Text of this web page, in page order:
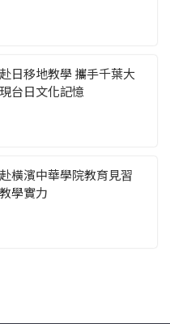
日移地教學 攜手千葉大
台日文化記憶
橫濱中華學院教育見習
學實力